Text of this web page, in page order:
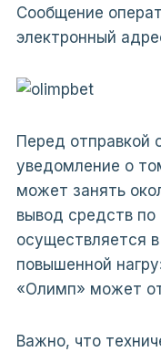
Сообщение
электронный
Перед отправкой
уведомление о
может занять
вывод средств
осуществляется
повышенной
«Олимп» может
Важно, что